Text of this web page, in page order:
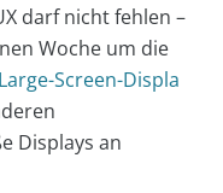
darf nicht fehlen –
Woche um die
Screen-Displa
Displays an